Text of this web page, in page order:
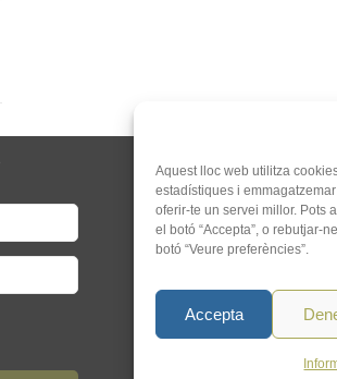
Aquest lloc web utilitza
estadístiques i
oferir-te un servei millor. Pots
el botó “Accepta”, o rebutjar-
botó “Veure preferències”.
Accepta
Barcelona
93 505 86 86